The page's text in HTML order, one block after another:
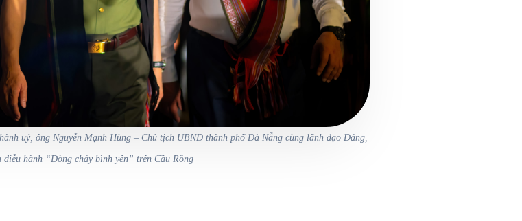
uỷ, ông Nguyễn Mạnh Hùng – Chủ tịch UBND thành phố Đà Nẵng cùng lãnh đạo Đảng,
diễu hành “Dòng chảy bình yên” trên Cầu Rồng